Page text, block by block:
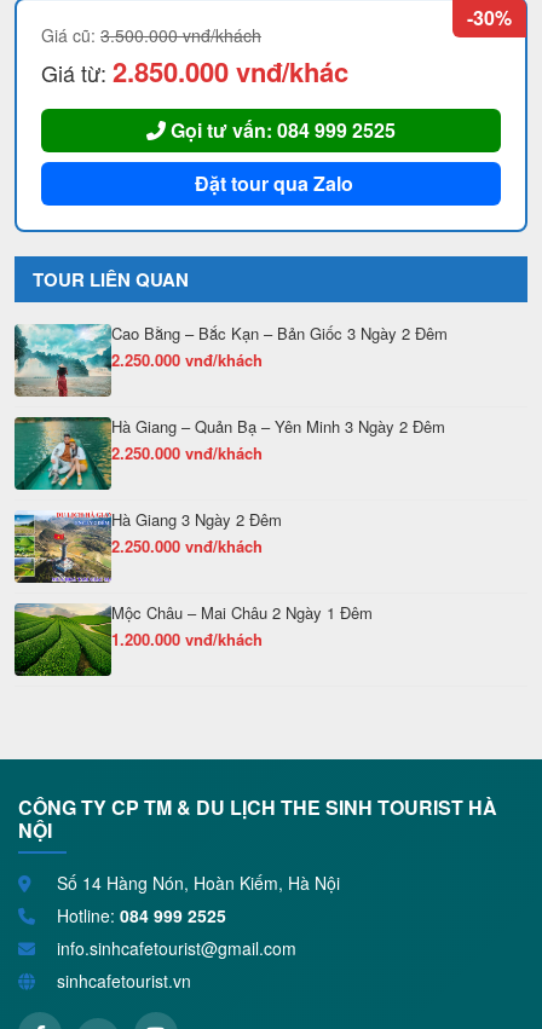
-30%
Giá cũ: 3.500.000 vnđ/khách
Giá từ: 2.850.000 vnđ/khác
Gọi tư vấn: 084 999 2525
Đặt tour qua Zalo
TOUR LIÊN QUAN
Cao Bằng – Bắc Kạn – Bản Giốc 3 Ngày 2 Đêm
2.250.000 vnđ/khách
Hà Giang – Quản Bạ – Yên Minh 3 Ngày 2 Đêm
2.250.000 vnđ/khách
Hà Giang 3 Ngày 2 Đêm
2.250.000 vnđ/khách
Mộc Châu – Mai Châu 2 Ngày 1 Đêm
1.200.000 vnđ/khách
CÔNG TY CP TM & DU LỊCH THE SINH TOURIST HÀ
NỘI
Số 14 Hàng Nón, Hoàn Kiếm, Hà Nội
Hotline: 084 999 2525
info.sinhcafetourist@gmail.com
sinhcafetourist.vn